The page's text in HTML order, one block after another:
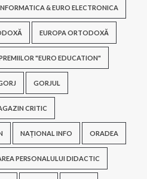
& EURO ELECTRONICA
EUROPA ORTODOXĂ
"EURO EDUCATION"
GORJUL
CRITIC
NAȚIONAL INFO ORADEA
PERSONALULUI DIDACTIC